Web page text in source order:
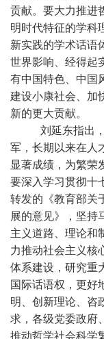
贡献。要大力推进
明时代特征的学科
新实践的学术话语
世界影响、经得起
有中国特色、中国
建设小康社会、加
新的更大贡献。
刘延东指出，
军，长期以来在人
显著成绩，为繁荣
要深入学习贯彻十
转发的《教育部关
展的意见》，坚持
主义道路、理论和
力推动社会主义核
体系建设，研究重
国际话语权，更好
明、创新理论、咨
求，各级党委政府
推动哲学社会科学